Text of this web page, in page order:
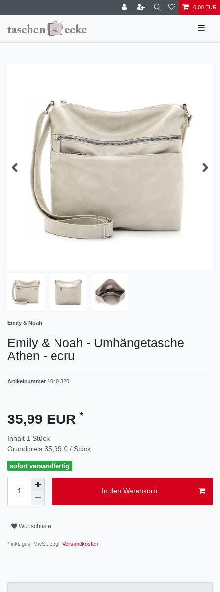
0,00 EUR
☰
Emily & Noah
Emily & Noah - Umhängetasche
Athen - ecru
Artikelnummer 1040.320
35,99 EUR *
Inhalt 1 Stück
Grundpreis 35,99 € / Stück
sofort versandfertig
In den Warenkorb
Wunschliste
* inkl. ges. MwSt. zzgl. Versandkosten